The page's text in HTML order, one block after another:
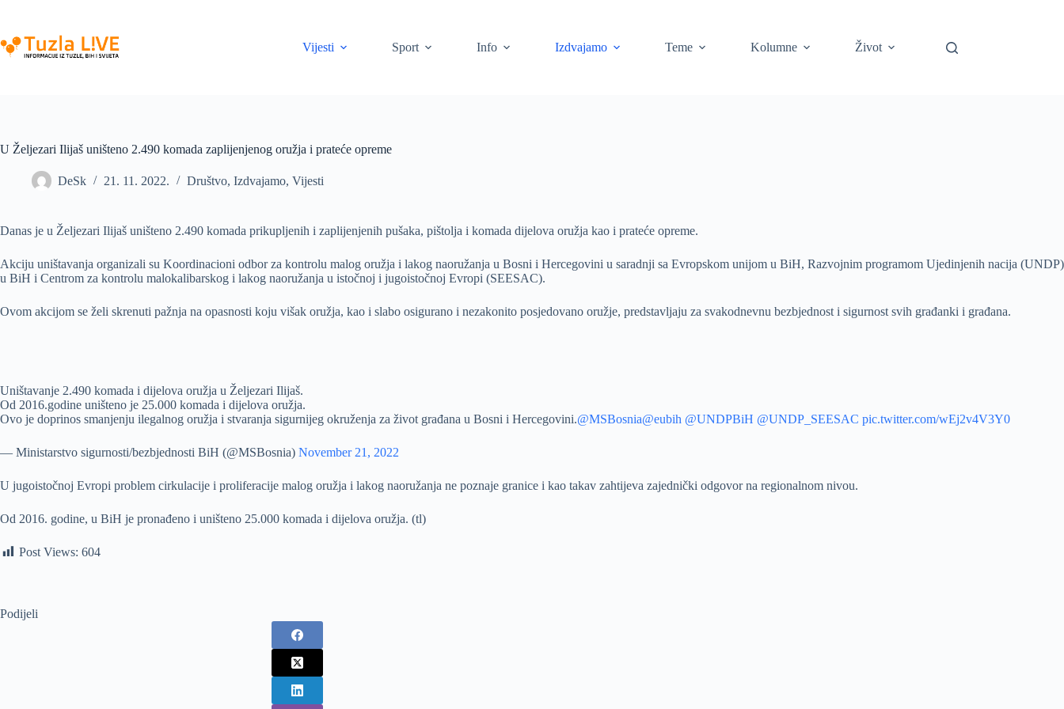
content
Vijesti
Sport Info Izdvajamo Teme Kolumne Život
U Željezari Ilijaš uništeno 2.490 komada zaplijenjenog oružja i prateće opreme
DeSk 21. 11. 2022. Društvo, Izdvajamo, Vijesti
Danas je u Željezari Ilijaš uništeno 2.490 komada prikupljenih i zaplijenjenih pušaka, pištolja i komada dijelova oružja kao i prateće opreme.
Akciju uništavanja organizali su Koordinacioni odbor za kontrolu malog oružja i lakog naoružanja u Bosni i Hercegovini u saradnji sa Evropskom unijom u BiH, Razvojnim programom Ujedinjenih nacija (UNDP)
u BiH i Centrom za kontrolu malokalibarskog i lakog naoružanja u istočnoj i jugoistočnoj Evropi (SEESAC).
Ovom akcijom se želi skrenuti pažnja na opasnosti koju višak oružja, kao i slabo osigurano i nezakonito posjedovano oružje, predstavljaju za svakodnevnu bezbjednost i sigurnost svih građanki i građana.
Uništavanje 2.490 komada i dijelova oružja u Željezari Ilijaš.
Od 2016.godine uništeno je 25.000 komada i dijelova oružja.
Ovo je doprinos smanjenju ilegalnog oružja i stvaranja sigurnijeg okruženja za život građana u Bosni i Hercegovini.@MSBosnia@eubih @UNDPBiH @UNDP_SEESAC pic.twitter.com/wEj2v4V3Y0
— Ministarstvo sigurnosti/bezbjednosti BiH (@MSBosnia) November 21, 2022
U jugoistočnoj Evropi problem cirkulacije i proliferacije malog oružja i lakog naoružanja ne poznaje granice i kao takav zahtijeva zajednički odgovor na regionalnom nivou.
Od 2016. godine, u BiH je pronađeno i uništeno 25.000 komada i dijelova oružja. (tl)
Post Views: 604
Podijeli